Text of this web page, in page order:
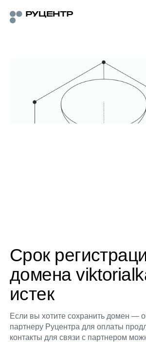
Срок
домена
истек
Если вы хотите сохранить домен —
партнеру Руцентра для оплаты
контакты для связи с партнером